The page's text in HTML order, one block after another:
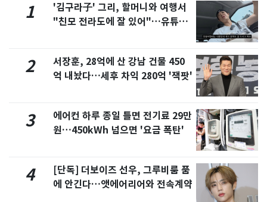
1
'김구라子' 그리, 할머니와 여행서
"친모 전라도에 잘 있어"…유튜브
2
서장훈, 28억에 산 강남 건물 450
억 내놨다…세후 차익 280억 '잭팟'
3
에어컨 하루 종일 틀면 전기료 29만
원…450kWh 넘으면 '요금 폭탄'
4
[단독] 더보이즈 선우, 그루비룸 품
에 안긴다…앳에어리어와 전속계약